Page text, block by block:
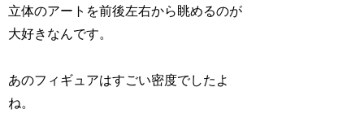
立体のアートを前後左右から眺めるのが
大好きなんです。
あのフィギュアはすごい密度でしたよ
ね。